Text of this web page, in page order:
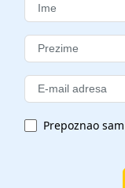
Prepoznao